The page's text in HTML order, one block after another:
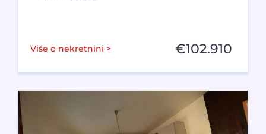
Više o nekretnini > €102.910